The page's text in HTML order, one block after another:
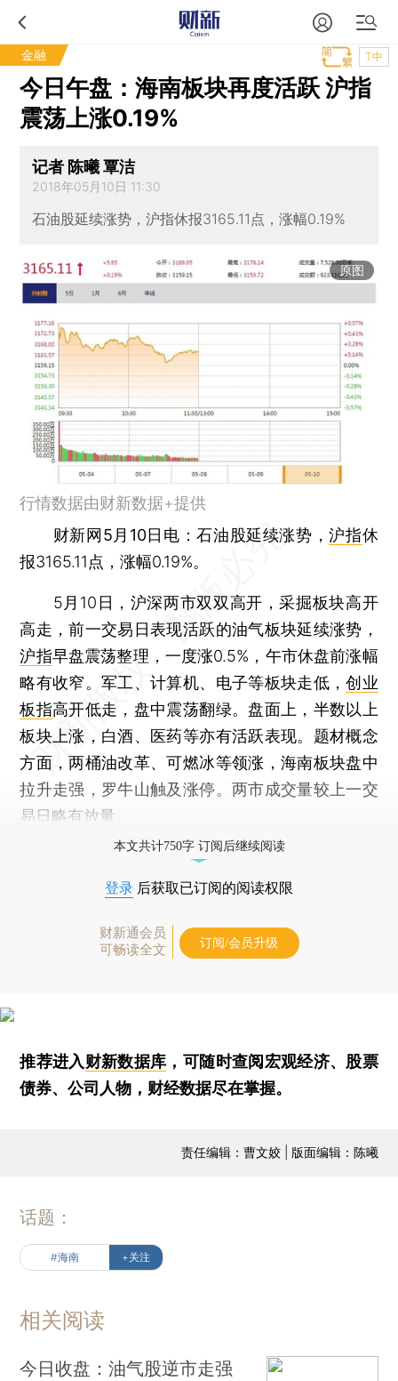
金融 T中
今日午盘：海南板块再度活跃 沪指
震荡上涨0.19%
记者 陈曦 覃洁
2018年05月10日 11:30
石油股延续涨势，沪指休报3165.11点，涨幅0.19%
原图
行情数据由财新数据+提供
财新网5月10日电 ：石油股延续涨势，沪指休
报3165.11点，涨幅0.19%。
5月10日，沪深两市双双高开，采掘板块高开
高走，前一交易日表现活跃的油气板块延续涨势，
沪指早盘震荡整理，一度涨0.5%，午市休盘前涨幅
略有收窄。军工、计算机、电子等板块走低，创业
板指高开低走，盘中震荡翻绿。盘面上，半数以上
板块上涨，白酒、医药等亦有活跃表现。题材概念
方面，两桶油改革、可燃冰等领涨，海南板块盘中
拉升走强，罗牛山触及涨停。两市成交量较上一交
易日略有放量。
本文共计750字 订阅后继续阅读
登录 后获取已订阅的阅读权限
财新通会员
可畅读全文
订阅/会员升级
推荐进入财新数据库 ，可随时查阅宏观经济、股票
债券、公司人物，财经数据尽在掌握。
责任编辑：曹文姣 | 版面编辑：陈曦
话题：
#海南 +关注
相关阅读
今日收盘：油气股逆市走强